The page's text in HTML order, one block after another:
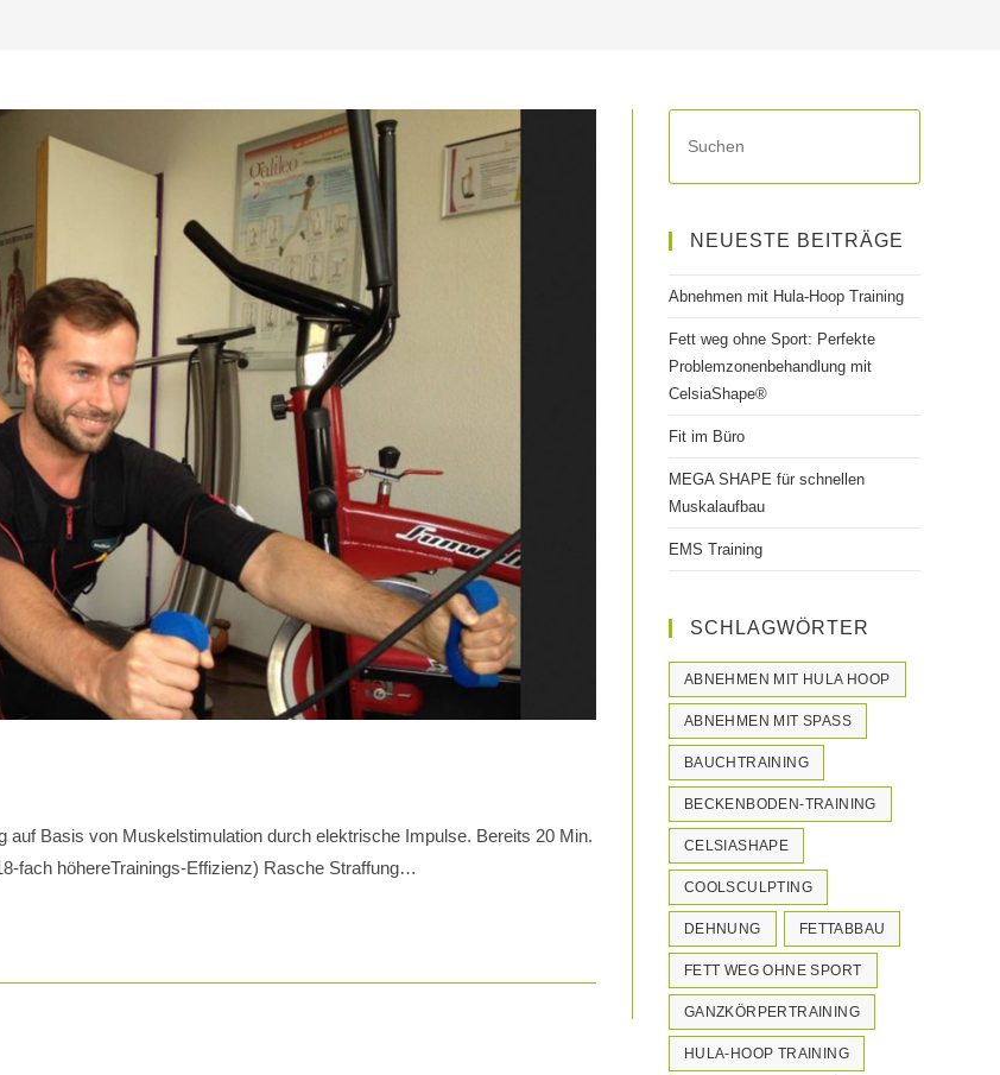
Basis von Muskelstimulation durch elektrische Impulse. Bereits 20 Min.
fach höhereTrainings-Effizienz) Rasche Straffung…
to
NEUESTE BEITRÄGE
Abnehmen mit Hula-Hoop Training
Fett weg ohne Sport: Perfekte
Problemzonenbehandlung mit
CelsiaShape®
Fit im Büro
MEGA SHAPE für schnellen
Muskalaufbau
EMS Training
SCHLAGWÖRTER
ABNEHMEN MIT HULA HOOP
ABNEHMEN MIT SPASS
BAUCHTRAINING
BECKENBODEN-TRAINING
CELSIASHAPE
COOLSCULPTING
DEHNUNG FETTABBAU
FETT WEG OHNE SPORT
GANZKÖRPERTRAINING
HULA-HOOP TRAINING